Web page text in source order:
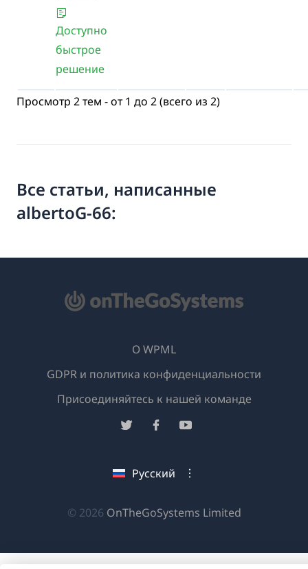
Доступно
быстрое
решение
Просмотр 2 тем - от 1 до 2 (всего из 2)
Все статьи, написанные
albertoG-66:
© 2026 OnTheGoSystems Limited
новом
Русский
О WPML
GDPR и политика конфиденциальности
Присоединяйтесь к нашей команде
(открывается
окне)
(открывается
окне)
(открывается